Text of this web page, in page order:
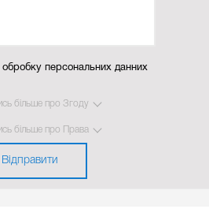
персональних данних
більше про Згоду
більше про Права
Відправити